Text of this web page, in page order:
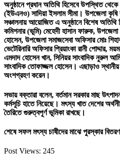
অনুষ্ঠানে প্রধান অতিথি হিসেবে উপস্থিত থেকে
(ইউএনও) সাদিয়া ইসলাম সীমা। উপজেলা কৃষি
সঞ্চালনায় আয়োজিত এ অনুষ্ঠানে বিশেষ অতিথি
কমিশনার (ভূমি) মেহেদী হাসান ফারুক,
হোসেন, উপজেলা সমাজসেবা অফিসার মোঃ
ভেটেরিনারি অফিসার প্রিয়াংকা রানী পোদ্দার,
এমদাদ হোসেন খান, সিনিয়র সাংবাদিক নুরুল
সাংবাদিক তোফাজ্জল হোসেন। এছাড়াও স্থানীয়
অংশগ্রহণ করেন।
সভায় বক্তারা বলেন, বর্তমান সরকার মাছ
কর্মসূচি হাতে নিয়েছে। মৎস্য খাত দেশের
তৈরিতে গুরুত্বপূর্ণ ভূমিকা রাখছে।
শেষে সফল মৎস্য চাষীদের মাঝে পুরস্কার
Post Views: 245